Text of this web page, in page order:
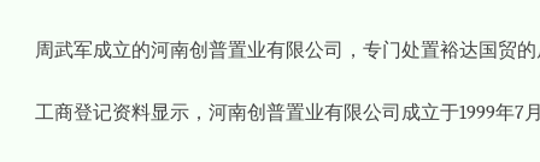
周武军成立的河南创普置业有限公司，专门处置裕达国贸
工商登记资料显示，河南创普置业有限公司成立于1999年7